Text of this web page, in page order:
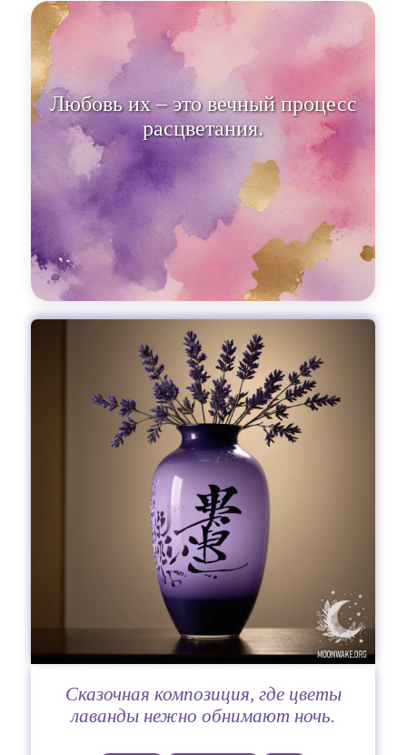
Любовь их – э
Сказочная композиция, где цветы
лаванды нежно обнимают ночь.